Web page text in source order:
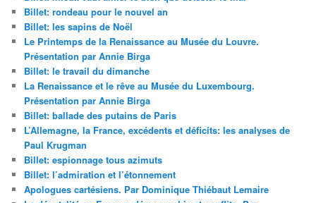
Billet: rondeau pour le nouvel an
Billet: les sapins de Noël
Le Printemps de la Renaissance au Musée du Louvre.
Présentation par Annie Birga
Billet: le travail du dimanche
La Renaissance et le rêve au Musée du Luxembourg.
Présentation par Annie Birga
Billet: ballade des putains de Paris
L’Allemagne, la France, excédents et déficits: les analyses de
Paul Krugman
Billet: espionnage tous azimuts
Billet: l’admiration et l’étonnement
Apologues cartésiens. Par Dominique Thiébaut Lemaire